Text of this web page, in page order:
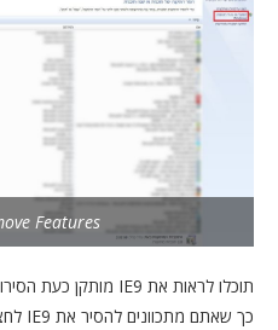
Features
כך שאתם מתכוונים להסיר את IE9 לחצו אישור ושוב אישור